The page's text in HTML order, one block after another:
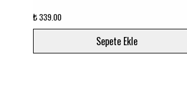
₺ 339.00
Sepete Ekle